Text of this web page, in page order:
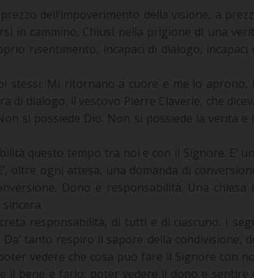
dell’impoverimento della visione, a prezzo
in cammino. Chiusi nella prigione di una verità
risentimento, incapaci di dialogo, incapaci di
stessi. Mi ritornano a cuore e me lo aprono, le
dialogo, il vescovo Pierre Claverie, che diceva:
si possiede Dio. Non si possiede la verità e io
questo tempo tra noi e con il Signore. E’ una
oltre ogni attesa, una domanda di conversione,
Dono e responsabilità. Una chiesa in
responsabilità, di tutti e di ciascuno. I segni
tanto respiro il sapore della condivisione, del
vedere che cosa può fare il Signore con noi,
bene e farlo; poter vedere il dono e sentire di